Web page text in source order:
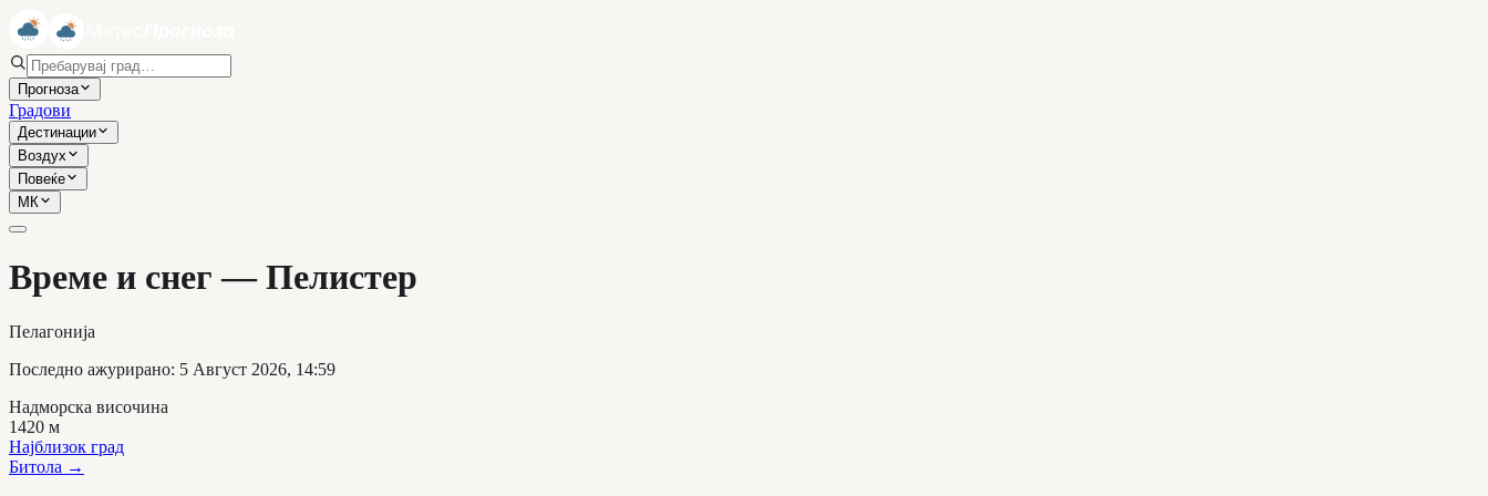
Прогноза
Градови
Дестинации
Воздух
Повеќе
МК
Време и снег — Пелистер
Пелагонија
Последно ажурирано: 5 Август 2026, 14:59
Надморска височина
1420 м
Најблизок град
Битола →